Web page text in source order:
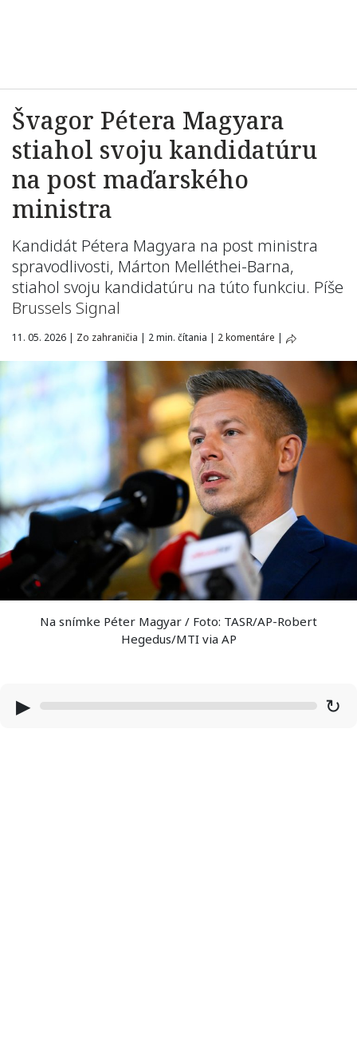
Švagor Pétera Magyara
stiahol svoju kandidatúru
na post maďarského
ministra
Kandidát Pétera Magyara na post ministra
spravodlivosti, Márton Melléthei-Barna,
stiahol svoju kandidatúru na túto funkciu. Píše
Brussels Signal
11. 05. 2026 | Zo zahraničia | 2 min. čítania | 2 komentáre |
Na snímke Péter Magyar / Foto: TASR/AP-Robert
Hegedus/MTI via AP
▶ ↻